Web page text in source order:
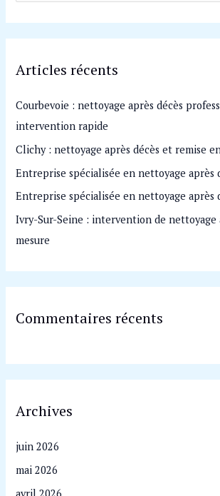
e
c
h
e
r
:
Articles récents
Courbevoie : nettoyage après décès
intervention rapide
Clichy : nettoyage après décès et remise
Entreprise spécialisée en nettoyage après
Entreprise spécialisée en nettoyage après
Ivry-Sur-Seine : intervention de nettoyage
mesure
Commentaires récents
Archives
juin 2026
mai 2026
avril 2026